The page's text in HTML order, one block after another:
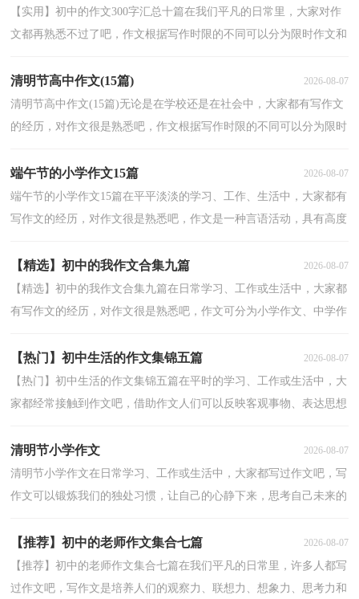
【实用】初中的作文300字汇总十篇在我们平凡的日常里，大家对作
文都再熟悉不过了吧，作文根据写作时限的不同可以分为限时作文和
清明节高中作文(15篇) 2026-08-07
清明节高中作文(15篇)无论是在学校还是在社会中，大家都有写作文
的经历，对作文很是熟悉吧，作文根据写作时限的不同可以分为限时
端午节的小学作文15篇 2026-08-07
端午节的小学作文15篇在平平淡淡的学习、工作、生活中，大家都有
写作文的经历，对作文很是熟悉吧，作文是一种言语活动，具有高度
【精选】初中的我作文合集九篇 2026-08-07
【精选】初中的我作文合集九篇在日常学习、工作或生活中，大家都
有写作文的经历，对作文很是熟悉吧，作文可分为小学作文、中学作
【热门】初中生活的作文集锦五篇 2026-08-07
【热门】初中生活的作文集锦五篇在平时的学习、工作或生活中，大
家都经常接触到作文吧，借助作文人们可以反映客观事物、表达思想
清明节小学作文 2026-08-07
清明节小学作文在日常学习、工作或生活中，大家都写过作文吧，写
作文可以锻炼我们的独处习惯，让自己的心静下来，思考自己未来的
【推荐】初中的老师作文集合七篇 2026-08-07
【推荐】初中的老师作文集合七篇在我们平凡的日常里，许多人都写
过作文吧，写作文是培养人们的观察力、联想力、想象力、思考力和